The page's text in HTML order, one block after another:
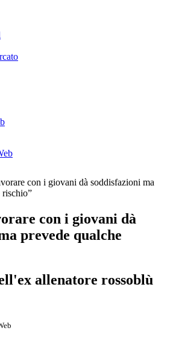
con i giovani dà soddisfazioni ma
rischio”
con i giovani dà
prevede qualche
allenatore rossoblù